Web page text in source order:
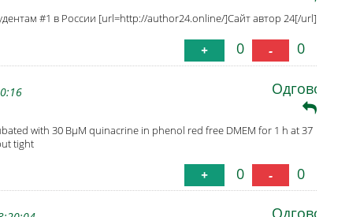
#1 в России [url=http://author24.online/]Сайт автор 24[/url]
+ 0 - 0
Одговори
with 30 ВµM quinacrine in phenol red free DMEM for 1 h at 37
tight
+ 0 - 0
Одговори